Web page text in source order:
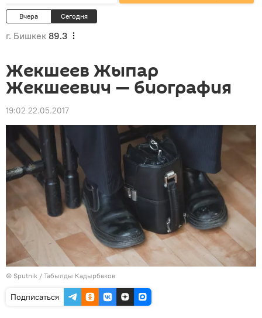
Вчера Сегодня
г. Бишкек 89.3
Жекшеев Жыпар
Жекшеевич — биография
19:02 22.05.2017
© Sputnik / Табылды Кадырбеков
Подписаться